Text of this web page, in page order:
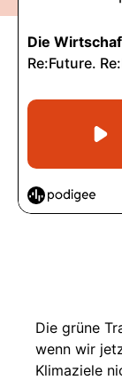
Die grüne
wenn wir
Klimaziele